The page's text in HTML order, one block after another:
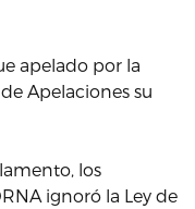
apelado por la
Apelaciones su
los
ignoró la Ley de